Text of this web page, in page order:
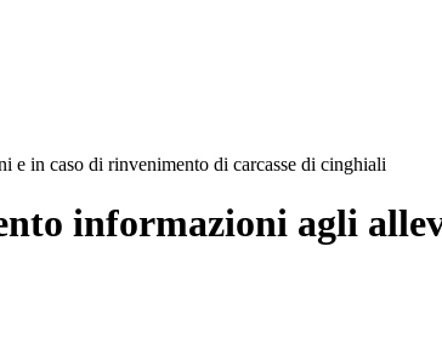
e in caso di rinvenimento di carcasse di cinghiali
informazioni agli